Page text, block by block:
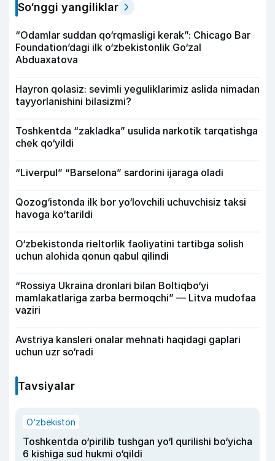
So‘nggi yangiliklar
“Odamlar suddan qo‘rqmasligi kerak”: Chicago Bar
Foundation’dagi ilk o‘zbekistonlik Go‘zal
Abduaxatova
Hayron qolasiz: sevimli yeguliklarimiz aslida nimadan
tayyorlanishini bilasizmi?
Toshkentda “zakladka” usulida narkotik tarqatishga
chek qo‘yildi
“Liverpul” “Barselona” sardorini ijaraga oladi
Qozog‘istonda ilk bor yo‘lovchili uchuvchisiz taksi
havoga ko‘tarildi
O‘zbekistonda rieltorlik faoliyatini tartibga solish
uchun alohida qonun qabul qilindi
“Rossiya Ukraina dronlari bilan Boltiqbo‘yi
mamlakatlariga zarba bermoqchi” — Litva mudofaa
vaziri
Avstriya kansleri onalar mehnati haqidagi gaplari
uchun uzr so‘radi
Tavsiyalar
O‘zbekiston
Toshkentda o‘pirilib tushgan yo‘l qurilishi bo‘yicha
6 kishiga sud hukmi o‘qildi